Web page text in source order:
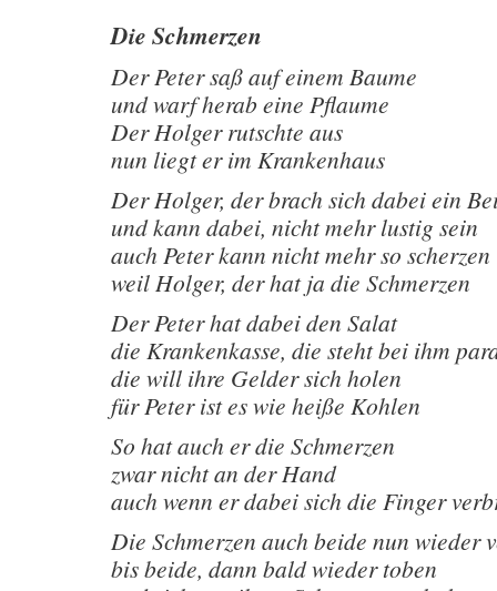
Die Schmerzen
Der Peter saß auf einem Baume
und warf herab eine Pflaume
Der Holger rutschte aus
nun liegt er im Krankenhaus
Der Holger, der brach sich dabei ein
und kann dabei, nicht mehr lustig sein
auch Peter kann nicht mehr so scherzen
weil Holger, der hat ja die Schmerzen
Der Peter hat dabei den Salat
die Krankenkasse, die steht bei ihm
die will ihre Gelder sich holen
für Peter ist es wie heiße Kohlen
So hat auch er die Schmerzen
zwar nicht an der Hand
auch wenn er dabei sich die Finger
Die Schmerzen auch beide nun wieder
bis beide, dann bald wieder toben